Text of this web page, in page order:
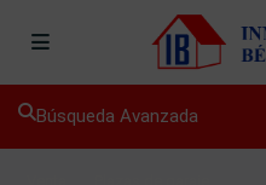
Búsqueda Avanzada